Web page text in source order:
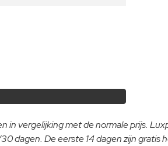
in vergelijking met de normale prijs.
dagen. De eerste 14 dagen zijn gratis